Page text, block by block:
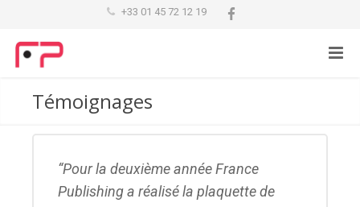
+33 01 45 72 12 19
Témoignages
Pour la deuxième année France
Publishing a réalisé la plaquette de